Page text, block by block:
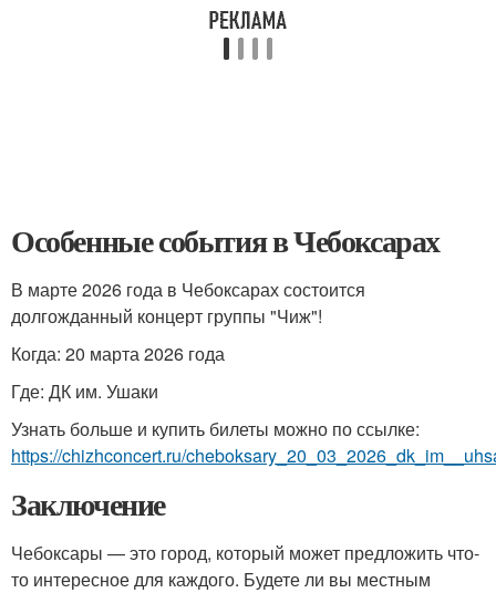
Особенные события в Чебоксарах
В марте 2026 года в Чебоксарах состоится
долгожданный концерт группы "Чиж"!
Когда: 20 марта 2026 года
Где: ДК им. Ушаки
Узнать больше и купить билеты можно по ссылке:
https://chizhconcert.ru/
Заключение
Чебоксары — это город, который может предложить что-
то интересное для каждого. Будете ли вы местным